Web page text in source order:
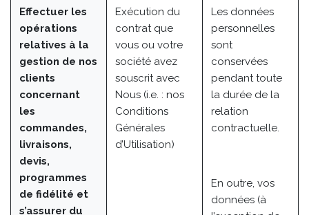
Effectuer les
opérations
relatives à la
gestion de nos
clients
concernant
les
commandes,
livraisons,
devis,
programmes
de fidélité et
s’assurer du
Exécution du
contrat que
vous ou votre
société avez
souscrit avec
Nous (i.e. : nos
Conditions
Générales
d’Utilisation)
Les données
personnelles
sont
conservées
pendant toute
la durée de la
relation
contractuelle.
En outre, vos
données (à